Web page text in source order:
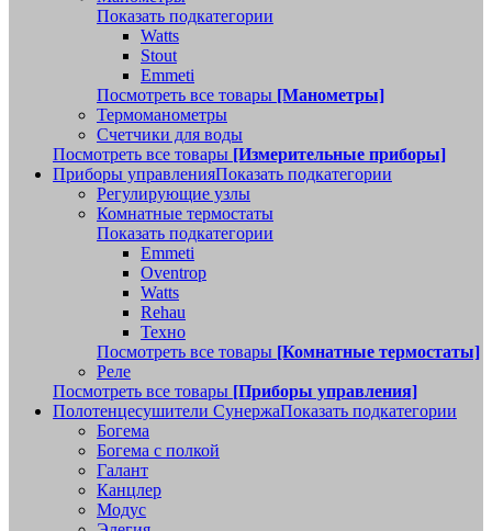
Показать подкатегории
Watts
Stout
Emmeti
Посмотреть все товары [Манометры]
Термоманометры
Счетчики для воды
Посмотреть все товары [Измерительные приборы]
Приборы управленияПоказать подкатегории
Регулирующие узлы
Комнатные термостаты
Показать подкатегории
Emmeti
Oventrop
Watts
Rehau
Техно
Посмотреть все товары [Комнатные термостаты]
Реле
Посмотреть все товары [Приборы управления]
Полотенцесушители СунержаПоказать подкатегории
Богема
Богема с полкой
Галант
Канцлер
Модус